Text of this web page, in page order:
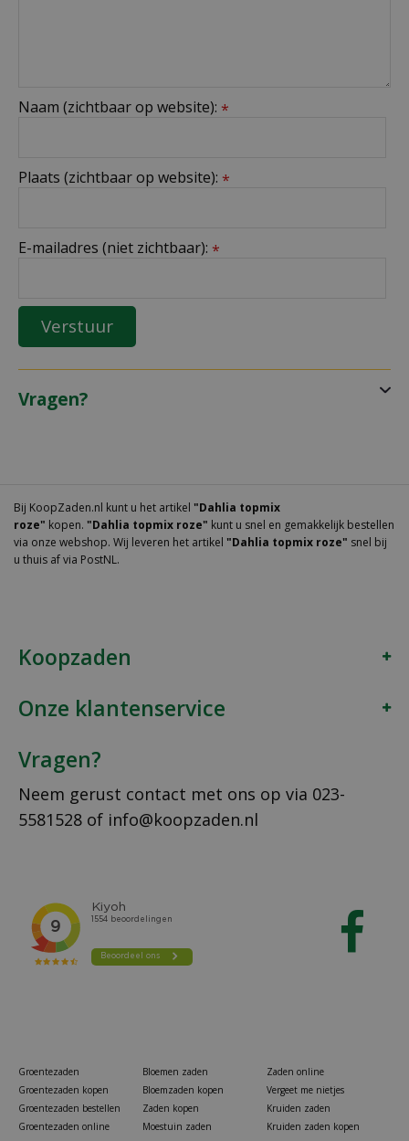
Naam (zichtbaar op website): *
Plaats (zichtbaar op website): *
E-mailadres (niet zichtbaar): *
Vragen?
Bij KoopZaden.nl kunt u het artikel "Dahlia topmix
roze" kopen. "Dahlia topmix roze" kunt u snel en gemakkelijk bestellen
via onze webshop. Wij leveren het artikel "Dahlia topmix roze" snel bij
u thuis af via PostNL.
Koopzaden
Onze klantenservice
Vragen?
Neem gerust contact met ons op via 023-
5581528 of info@koopzaden.nl
Groentezaden
Groentezaden kopen
Groentezaden bestellen
Groentezaden online
Bloemen zaden
Bloemzaden kopen
Zaden kopen
Moestuin zaden
Zaden online
Vergeet me nietjes
Kruiden zaden
Kruiden zaden kopen